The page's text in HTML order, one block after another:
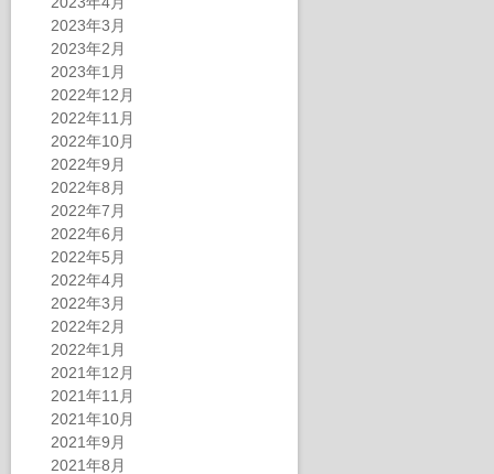
2023年3月
2023年2月
2023年1月
2022年12月
2022年11月
2022年10月
2022年9月
2022年8月
2022年7月
2022年6月
2022年5月
2022年4月
2022年3月
2022年2月
2022年1月
2021年12月
2021年11月
2021年10月
2021年9月
2021年8月